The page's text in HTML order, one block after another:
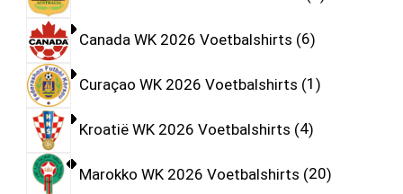
Canada WK 2026 Voetbalshirts 6
Curaçao WK 2026 Voetbalshirts 1
Kroatië WK 2026 Voetbalshirts 4
Marokko WK 2026 Voetbalshirts 20